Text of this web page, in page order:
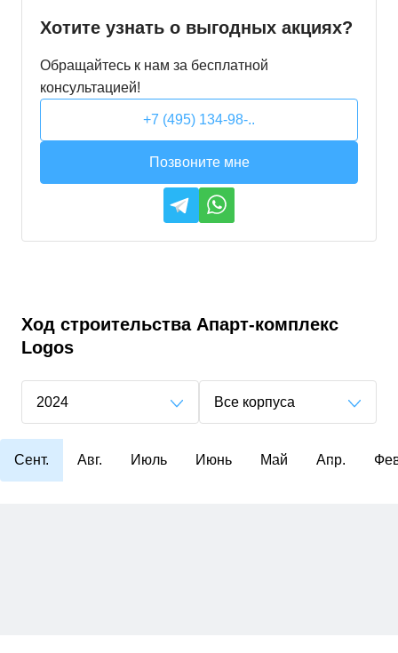
Хотите узнать о выгодных акциях?
Обращайтесь к нам за бесплатной
консультацией!
+7 (495) 134-98-..
Позвоните мне
Ход строительства Апарт-комплекс
Logos
2024 Все корпуса
Сент. Авг. Июль Июнь Май Апр.